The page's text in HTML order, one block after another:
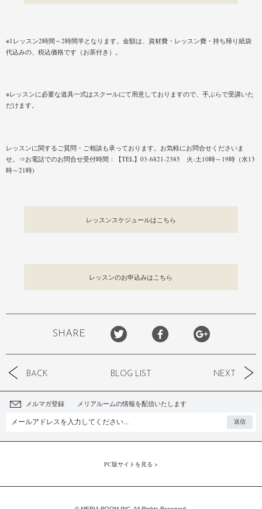
※1レッスン2時間～2時間半となります。金額は、資材費・レッスン費・持ち帰り紙袋
代込みの、税込価格です（お茶付き）。
※レッスンに必要な道具一式はスクールにて用意しておりますので、手ぶらで受講いた
だけます。
レッスンに関するご質問・ご相談も承っております。お気軽にお問合せくださいま
せ。⇒お電話でのお問合せ受付時間：【TEL】03-6821-2385 火-土10時～19時（水13
時～21時)
レッスンスケジュールはこちら
レッスンのお申込みはこちら
SHARE
BACK BLOG LIST NEXT
メルマガ登録 メリアルームの情報を配信いたします
PC版サイトを見る >